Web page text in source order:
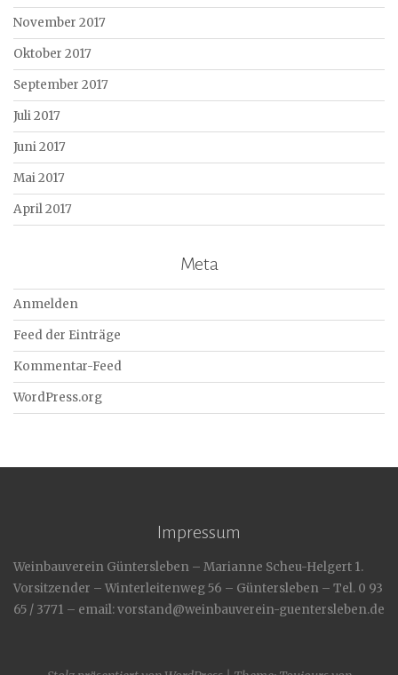
November 2017
Oktober 2017
September 2017
Juli 2017
Juni 2017
Mai 2017
April 2017
Meta
Anmelden
Feed der Einträge
Kommentar-Feed
WordPress.org
Impressum
Weinbauverein Güntersleben – Marianne Scheu-Helgert 1.
Vorsitzender – Winterleitenweg 56 – Güntersleben – Tel. 0 93
65 / 3771 – email: vorstand@weinbauverein-guentersleben.de